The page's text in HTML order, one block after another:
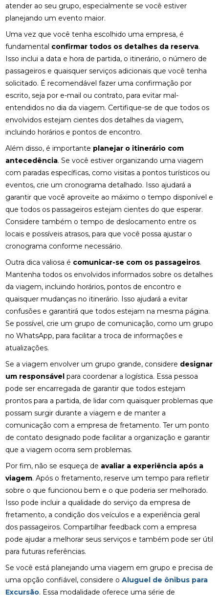
atender ao seu grupo, especialmente se você estiver
planejando um evento maior.
Uma vez que você tenha escolhido uma empresa, é
fundamental confirmar todos os detalhes da reserva.
Isso inclui a data e hora de partida, o itinerário, o número de
passageiros e quaisquer serviços adicionais que você tenha
solicitado. É recomendável fazer uma confirmação por
escrito, seja por e-mail ou contrato, para evitar mal-
entendidos no dia da viagem. Certifique-se de que todos os
envolvidos estejam cientes dos detalhes da viagem,
incluindo horários e pontos de encontro.
Além disso, é importante planejar o itinerário com
antecedência. Se você estiver organizando uma viagem
com paradas específicas, como visitas a pontos turísticos ou
eventos, crie um cronograma detalhado. Isso ajudará a
garantir que você aproveite ao máximo o tempo disponível e
que todos os passageiros estejam cientes do que esperar.
Considere também o tempo de deslocamento entre os
locais e possíveis atrasos, para que você possa ajustar o
cronograma conforme necessário.
Outra dica valiosa é comunicar-se com os passageiros.
Mantenha todos os envolvidos informados sobre os detalhes
da viagem, incluindo horários, pontos de encontro e
quaisquer mudanças no itinerário. Isso ajudará a evitar
confusões e garantirá que todos estejam na mesma página.
Se possível, crie um grupo de comunicação, como um grupo
no WhatsApp, para facilitar a troca de informações e
atualizações.
Se a viagem envolver um grupo grande, considere designar
um responsável para coordenar a logística. Essa pessoa
pode ser encarregada de garantir que todos estejam
prontos para a partida, de lidar com quaisquer problemas que
possam surgir durante a viagem e de manter a
comunicação com a empresa de fretamento. Ter um ponto
de contato designado pode facilitar a organização e garantir
que a viagem ocorra sem problemas.
Por fim, não se esqueça de avaliar a experiência após a
viagem. Após o fretamento, reserve um tempo para refletir
sobre o que funcionou bem e o que poderia ser melhorado.
Isso pode incluir a qualidade do serviço da empresa de
fretamento, a condição dos veículos e a experiência geral
dos passageiros. Compartilhar feedback com a empresa
pode ajudar a melhorar seus serviços e também pode ser útil
para futuras referências.
Se você está planejando uma viagem em grupo e precisa de
uma opção confiável, considere oAluguel de ônibus para
Excursão. Essa modalidade oferece uma série de